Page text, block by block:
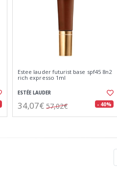
Estee lauder futurist base spf45 8n2
rich expresso 1ml
ESTÉE LAUDER
34,07€ 57,02€ - 40%